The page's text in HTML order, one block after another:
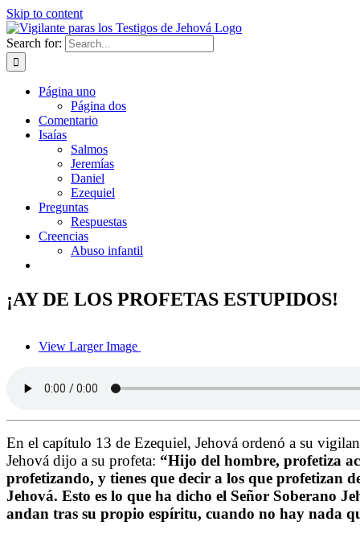
Skip to content
Search for:
Página uno
Página dos
Comentario
Isaías
Salmos
Jeremías
Daniel
Ezequiel
Preguntas
Respuestas
Creencias
Abuso infantil
¡AY DE LOS PROFETAS ESTUPIDOS!
View Larger Image
En el capítulo 13 de Ezequiel, Jehová ordenó a su
Jehová dijo a su profeta: “Hijo del hombre, profetiza
profetizando, y tienes que decir a los que profetizan
Jehová. Esto es lo que ha dicho el Señor Soberano
andan tras su propio espíritu, cuando no hay nada